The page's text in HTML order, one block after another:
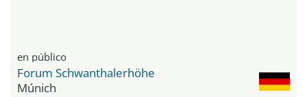
en público
Forum Schwanthalerhöhe
Múnich